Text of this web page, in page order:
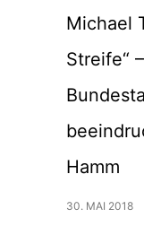
Michael
Streife“ –
Hamm
30. MAI 2018